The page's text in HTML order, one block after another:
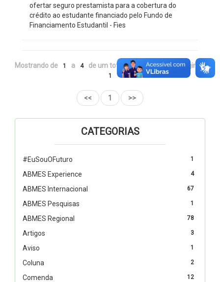
ofertar seguro prestamista para a cobertura do
crédito ao estudante financiado pelo Fundo de
Financiamento Estudantil - Fies
Mostrando de 1 a 4 de um total de 4 registros - Página ::
1
<< 1 >>
CATEGORIAS
1
#EuSouOFuturo
4
ABMES Experience
67
ABMES Internacional
1
ABMES Pesquisas
78
ABMES Regional
3
Artigos
1
Aviso
2
Coluna
12
Comenda